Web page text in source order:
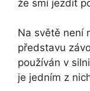
že smí jezdit
Na světě není
představu
používán v
je jedním z